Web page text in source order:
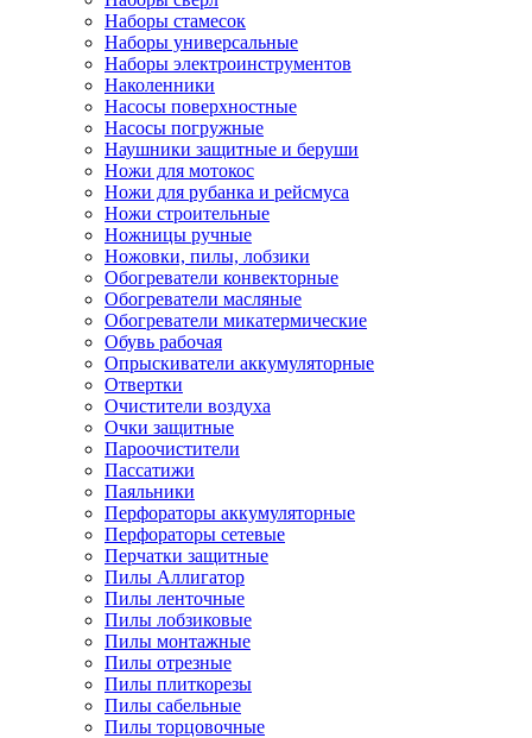
Наборы стамесок
Наборы универсальные
Наборы электроинструментов
Наколенники
Насосы поверхностные
Насосы погружные
Наушники защитные и беруши
Ножи для мотокос
Ножи для рубанка и рейсмуса
Ножи строительные
Ножницы ручные
Ножовки, пилы, лобзики
Обогреватели конвекторные
Обогреватели масляные
Обогреватели микатермические
Обувь рабочая
Опрыскиватели аккумуляторные
Отвертки
Очистители воздуха
Очки защитные
Пароочистители
Пассатижи
Паяльники
Перфораторы аккумуляторные
Перфораторы сетевые
Перчатки защитные
Пилы Аллигатор
Пилы ленточные
Пилы лобзиковые
Пилы монтажные
Пилы отрезные
Пилы плиткорезы
Пилы сабельные
Пилы торцовочные